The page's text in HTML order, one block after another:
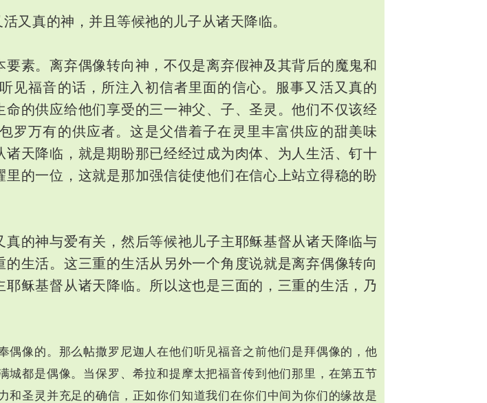
又真的神，并且等候祂的儿子从诸天降临。
素。离弃偶像转向神，不仅是离弃假神及其背后的魔鬼和
见福音的话，所注入初信者里面的信心。服事又活又真的
的供应给他们享受的三一神父、子、圣灵。他们不仅该经
罗万有的供应者。这是父借着子在灵里丰富供应的甜美味
天降临，就是期盼那已经经过成为肉体、为人生活、钉十
的一位，这就是那加强信徒使他们在信心上站立得稳的盼
的神与爱有关，然后等候祂儿子主耶稣基督从诸天降临与
生活。这三重的生活从另外一个角度说就是离弃偶像转向
稣基督从诸天降临。所以这也是三面的，三重的生活，乃
像的。那么帖撒罗尼迦人在他们听见福音之前他们是拜偶像的，他
都是偶像。当保罗、希拉和提摩太把福音传到他们那里，在第五节
圣灵并充足的确信，正如你们知道我们在你们中间为你们的缘故是